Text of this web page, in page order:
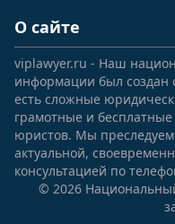
О сайте
viplawyer.ru - Наш
информации был создан
есть сложные
грамотные и
юристов. Мы
актуальной,
консультацией по
© 2026